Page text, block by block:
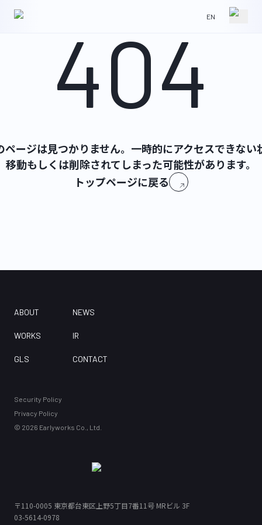
WORKS
NEWS
CONTACT
EN
404
ページは見つかりません。一時的にアクセスできない
移動もしくは削除されてしまった可能性があります。
トップページに戻る
ABOUT
WORKS
GLS
NEWS
IR
CONTACT
〒110-0005 東京都台東区上野5丁目7番11号 MRビル 3F
03-5614-0978
Security Policy
Privacy Policy
© 2026 Earlyworks Co., Ltd.